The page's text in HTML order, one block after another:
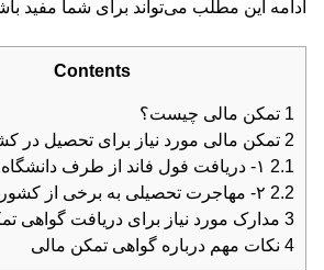
ادامه این مطلب می‌تواند برای شما مفید
Contents
1 تمکن مالی چیست؟
2 تمکن مالی مورد نیاز برای تحصیل در
2.1
2.2
3 مدارک مورد نیاز برای دریافت گواهی
4 نکات مهم درباره گواهی تمکن مالی